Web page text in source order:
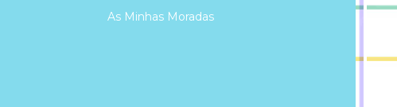
As Minhas Moradas